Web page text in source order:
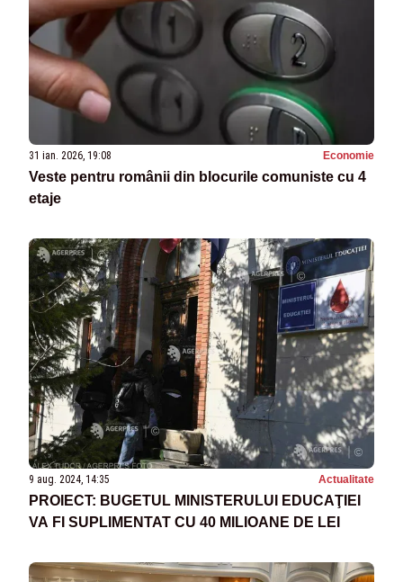
31 ian. 2026, 19:08 Economie
Veste pentru românii din blocurile comuniste cu 4
etaje
9 aug. 2024, 14:35 Actualitate
PROIECT: BUGETUL MINISTERULUI EDUCAŢIEI
VA FI SUPLIMENTAT CU 40 MILIOANE DE LEI